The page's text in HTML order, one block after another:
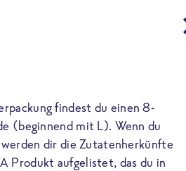
Kräuter Beliebte Boxen
Kommentar
Felder aus. Deine E-Mail Adresse
du deinen Namen angibst, erscheint
Bewertung.
findest du einen 8-
(beginnend mit L). Wenn du
dir die Zutatenherkünfte
Produkt aufgelistet, das du in